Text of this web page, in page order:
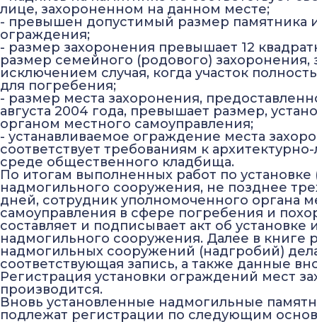
лице, захороненном на данном месте;
- превышен допустимый размер памятника
ограждения;
- размер захоронения превышает 12
размер семейного (родового) захоронения,
исключением случая, когда участок
для погребения;
- размер места захоронения,
августа 2004 года, превышает размер,
органом местного самоуправления;
- устанавливаемое ограждение места
соответствует требованиям к
среде общественного кладбища.
По итогам выполненных работ по установке
надмогильного сооружения, не позднее
дней, сотрудник уполномоченного органа
самоуправления в сфере погребения и
составляет и подписывает акт об установке
надмогильного сооружения. Далее в книге
надмогильных сооружений (надгробий)
соответствующая запись, а также данные
Регистрация установки ограждений мест
производится.
Вновь установленные надмогильные
подлежат регистрации по следующим